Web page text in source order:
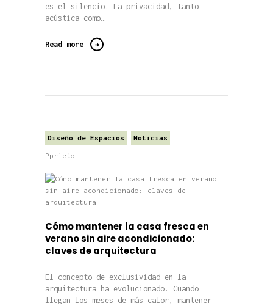
es el silencio. La privacidad, tanto
acústica como…
Read more
Diseño de Espacios Noticias
Pprieto
Cómo mantener la casa fresca en
verano sin aire acondicionado:
claves de arquitectura
El concepto de exclusividad en la
arquitectura ha evolucionado. Cuando
llegan los meses de más calor, mantener